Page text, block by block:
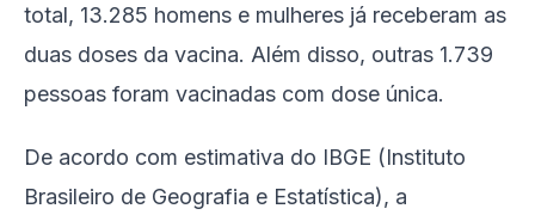
total, 13.285 homens e mulheres já receberam as
duas doses da vacina. Além disso, outras 1.739
pessoas foram vacinadas com dose única.
De acordo com estimativa do IBGE (Instituto
Brasileiro de Geografia e Estatística), a